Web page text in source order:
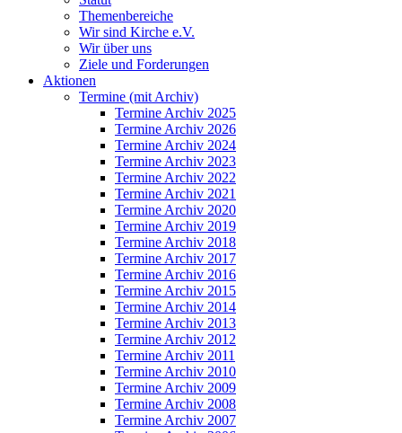
Themenbereiche
Wir sind Kirche e.V.
Wir über uns
Ziele und Forderungen
Aktionen
Termine (mit Archiv)
Termine Archiv 2025
Termine Archiv 2026
Termine Archiv 2024
Termine Archiv 2023
Termine Archiv 2022
Termine Archiv 2021
Termine Archiv 2020
Termine Archiv 2019
Termine Archiv 2018
Termine Archiv 2017
Termine Archiv 2016
Termine Archiv 2015
Termine Archiv 2014
Termine Archiv 2013
Termine Archiv 2012
Termine Archiv 2011
Termine Archiv 2010
Termine Archiv 2009
Termine Archiv 2008
Termine Archiv 2007